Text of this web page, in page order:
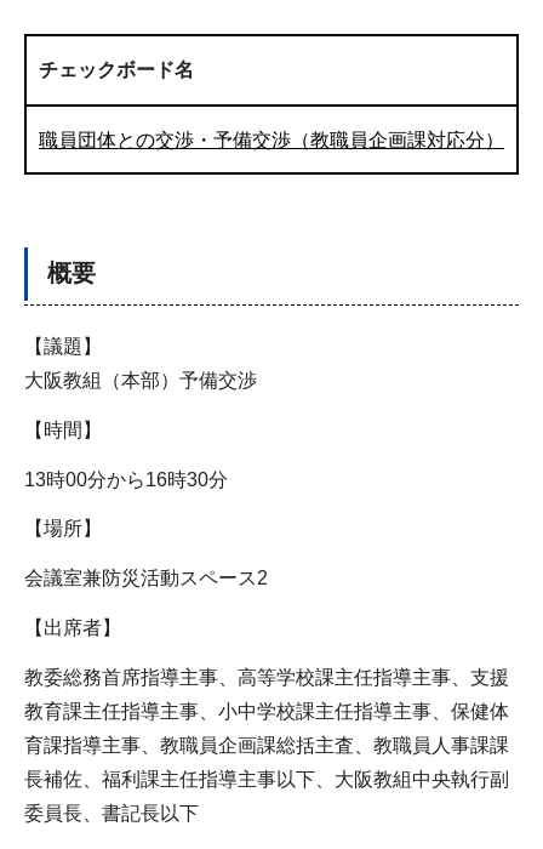
チェックボード名
職員団体との交渉・予備交渉（教職員企画課対応分）
概要
【議題】
大阪教組（本部）予備交渉
【時間】
13時00分から16時30分
【場所】
会議室兼防災活動スペース2
【出席者】
教委総務首席指導主事、高等学校課主任指導主事、支援
教育課主任指導主事、小中学校課主任指導主事、保健体
育課指導主事、教職員企画課総括主査、教職員人事課課
長補佐、福利課主任指導主事以下、大阪教組中央執行副
委員長、書記長以下